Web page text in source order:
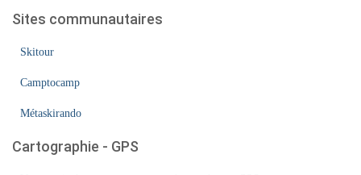
Sites communautaires
Skitour
Camptocamp
Métaskirando
Cartographie - GPS